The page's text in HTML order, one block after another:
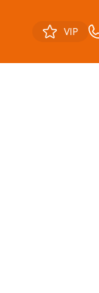
VIP